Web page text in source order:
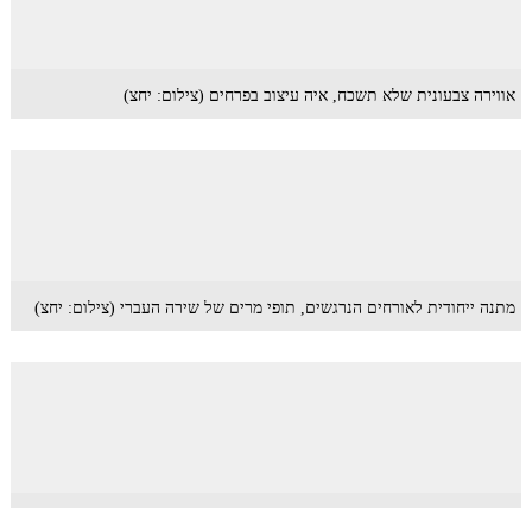
אווירה צבעונית שלא תשכח, איה עיצוב בפרחים (צילום: יחצ)
מתנה ייחודית לאורחים הנרגשים, תופי מרים של שירה העברי (צילום: יחצ)